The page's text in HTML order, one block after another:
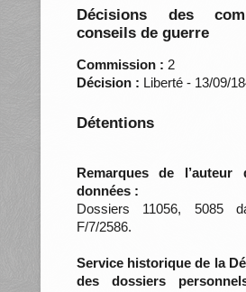
Décisions des
conseils de guerre
Commission : 2
Décision : Liberté - 13/09/
Détentions
Remarques de
données :
Dossiers 11056, 5085
F/7/2586.
Service historique de la
des dossiers